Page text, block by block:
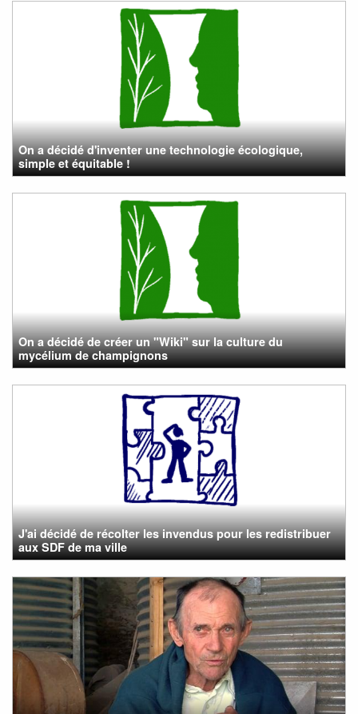
On a décidé d'inventer une technologie écologique,
simple et équitable !
On a décidé de créer un "Wiki" sur la culture du
mycélium de champignons
J'ai décidé de récolter les invendus pour les redistribuer
aux SDF de ma ville